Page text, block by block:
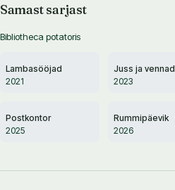
Samast sarjast
Bibliotheca potatoris
Lambasööjad
2021
Juss ja vennad
2023
Postkontor
2025
Rummipäevik
2026